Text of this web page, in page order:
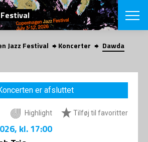
SØG
English
VÆLG
VINTERJAZZ
Temaer
LOCATIONS
Jazz Festival Koncerter
Dawda
er afsluttet
Highlight Tilføj til favoritter
, kl. 17:00